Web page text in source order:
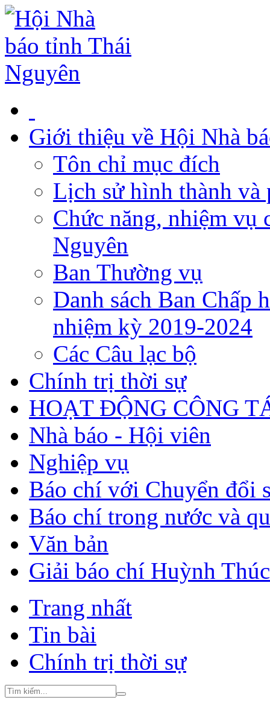
Giới thiệu về Hội Nhà
Tôn chỉ mục đích
Lịch sử hình thành và
Chức năng, nhiệm vụ
Nguyên
Ban Thường vụ
Danh sách Ban Chấp
nhiệm kỳ 2019-2024
Các Câu lạc bộ
Chính trị thời sự
HOẠT ĐỘNG CÔNG
Nhà báo - Hội viên
Nghiệp vụ
Báo chí với Chuyển đổi
Báo chí trong nước và
Văn bản
Giải báo chí Huỳnh
Trang nhất
Tin bài
Chính trị thời sự